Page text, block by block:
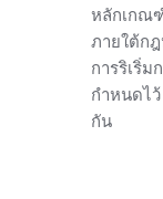
หลักเกณ
ภายใต้ก
การริเริ่
กำหนดไ
กัน